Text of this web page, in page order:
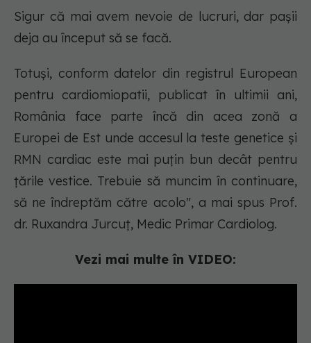
Sigur că mai avem nevoie de lucruri, dar pașii
deja au început să se facă.
Totuși, conform datelor din registrul European
pentru cardiomiopatii, publicat în ultimii ani,
România face parte încă din acea zonă a
Europei de Est unde accesul la teste genetice și
RMN cardiac este mai puțin bun decât pentru
țările vestice. Trebuie să muncim în continuare,
să ne îndreptăm către acolo", a mai spus Prof.
dr. Ruxandra Jurcuț, Medic Primar Cardiolog.
Vezi mai multe în VIDEO: